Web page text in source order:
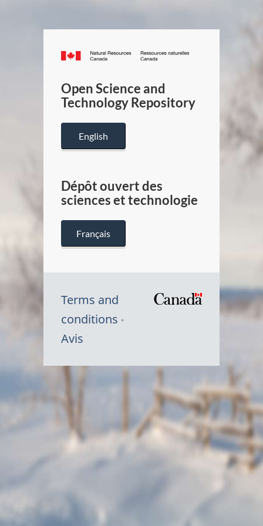
Canada.ca
/
Canada
Open Science and
Technology Repository
English
Dépôt ouvert des
sciences et technologie
Français
Terms and
conditions
Avis
Symbole
Canada